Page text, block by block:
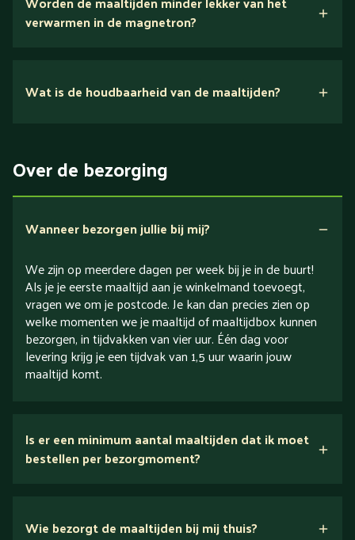
voedingsexperts
Verlaagd in koolhydraten
Verlaagd in zout
verwarmen in de magnetron?
Wat is de houdbaarheid van de maaltijden?
Over de bezorging
Wanneer bezorgen jullie bij mij?
We zijn op meerdere dagen per week bij je in de buurt!
Als je je eerste maaltijd aan je winkelmand toevoegt,
vragen we om je postcode. Je kan dan precies zien op
welke momenten we je maaltijd of maaltijdbox kunnen
bezorgen, in tijdvakken van vier uur. Één dag voor
levering krijg je een tijdvak van 1,5 uur waarin jouw
maaltijd komt.
Is er een minimum aantal maaltijden dat ik moet
bestellen per bezorgmoment?
Wie bezorgt de maaltijden bij mij thuis?